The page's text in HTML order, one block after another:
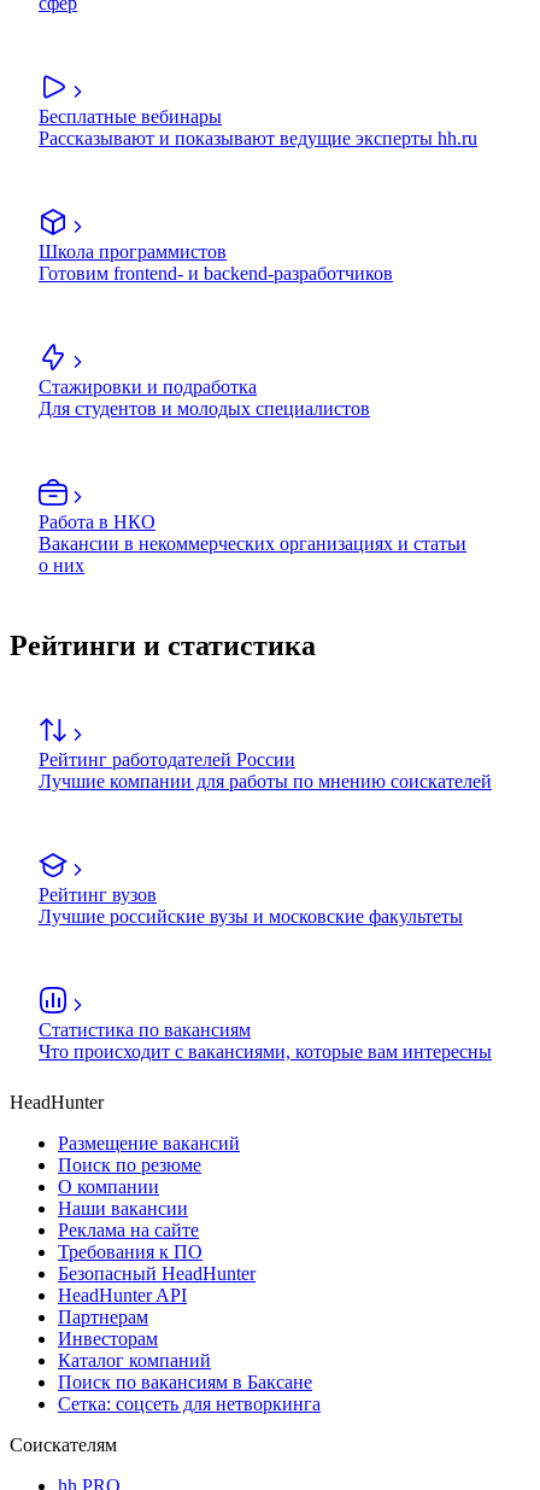
Бесплатные вебинары
Рассказывают и показывают ведущие эксперты hh.ru
Школа программистов
Готовим frontend- и backend-разработчиков
Стажировки и подработка
Для студентов и молодых специалистов
Работа в НКО
Вакансии в некоммерческих организациях и статьи
о них
Рейтинги и статистика
Рейтинг работодателей России
Лучшие компании для работы по мнению соискателей
Рейтинг вузов
Лучшие российские вузы и московские факультеты
Статистика по вакансиям
Что происходит с вакансиями, которые вам интересны
HeadHunter
Размещение вакансий
Поиск по резюме
О компании
Наши вакансии
Реклама на сайте
Требования к ПО
Безопасный HeadHunter
HeadHunter API
Партнерам
Инвесторам
Каталог компаний
Поиск по вакансиям в Баксане
Сетка: соцсеть для нетворкинга
Соискателям